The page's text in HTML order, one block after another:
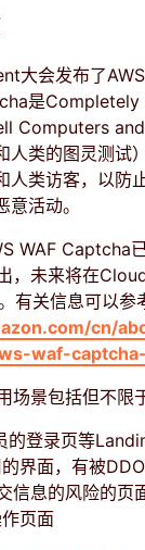
大会发布了
是
Computers
人类的图灵测试
人类访客，以防
活动。
WAF Captcha
，未来将在
有关信息可以参
cn/
waf-
场景包括但不限
的登录页等
界面，有被
信息的风险的页
页面